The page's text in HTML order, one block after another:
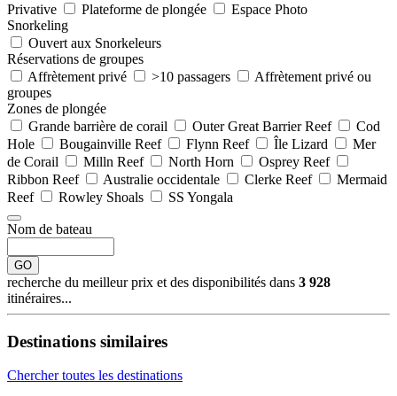
Privative
Plateforme de plongée
Espace Photo
Snorkeling
Ouvert aux Snorkeleurs
Réservations de groupes
Affrètement privé
>10 passagers
Affrètement privé ou
groupes
Zones de plongée
Grande barrière de corail
Outer Great Barrier Reef
Cod
Hole
Bougainville Reef Flynn Reef Île Lizard
Mer
de Corail
Milln Reef North Horn
Osprey Reef
Ribbon Reef
Australie occidentale Clerke Reef
Mermaid
Reef
Rowley Shoals SS Yongala
Nom de bateau
GO
recherche du meilleur prix et des disponibilités dans 3 928
itinéraires...
Destinations similaires
Chercher toutes les destinations